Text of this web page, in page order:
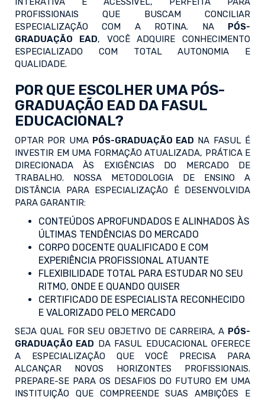
PROFISSIONAIS QUE BUSCAM CONCILIAR
ESPECIALIZAÇÃO COM A ROTINA. NA PÓS-
GRADUAÇÃO EAD, VOCÊ ADQUIRE CONHECIMENTO
ESPECIALIZADO COM TOTAL AUTONOMIA E
QUALIDADE.
POR QUE ESCOLHER UMA PÓS-
GRADUAÇÃO EAD DA FASUL
EDUCACIONAL?
OPTAR POR UMA PÓS-GRADUAÇÃO EAD NA FASUL É
INVESTIR EM UMA FORMAÇÃO ATUALIZADA, PRÁTICA E
DIRECIONADA ÀS EXIGÊNCIAS DO MERCADO DE
TRABALHO. NOSSA METODOLOGIA DE ENSINO A
DISTÂNCIA PARA ESPECIALIZAÇÃO É DESENVOLVIDA
PARA GARANTIR:
CONTEÚDOS APROFUNDADOS E ALINHADOS ÀS
ÚLTIMAS TENDÊNCIAS DO MERCADO
CORPO DOCENTE QUALIFICADO E COM
EXPERIÊNCIA PROFISSIONAL ATUANTE
FLEXIBILIDADE TOTAL PARA ESTUDAR NO SEU
RITMO, ONDE E QUANDO QUISER
CERTIFICADO DE ESPECIALISTA RECONHECIDO
E VALORIZADO PELO MERCADO
SEJA QUAL FOR SEU OBJETIVO DE CARREIRA, A PÓS-
GRADUAÇÃO EAD DA FASUL EDUCACIONAL OFERECE
A ESPECIALIZAÇÃO QUE VOCÊ PRECISA PARA
ALCANÇAR NOVOS HORIZONTES PROFISSIONAIS.
PREPARE-SE PARA OS DESAFIOS DO FUTURO EM UMA
INSTITUIÇÃO QUE COMPREENDE SUAS AMBIÇÕES E